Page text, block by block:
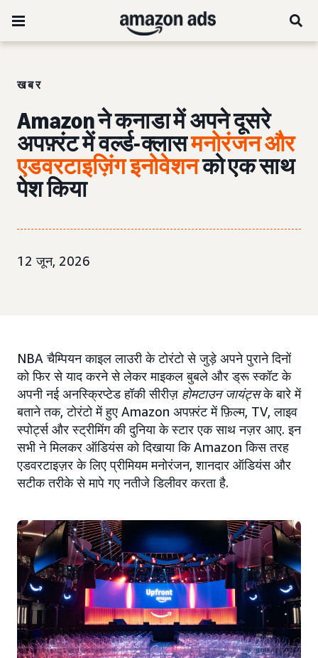
खबर
Amazon ने कनाडा में अपने दूसरे
अपफ़्रंट में वर्ल्ड-क्लासमनोरंजन और
एडवरटाइज़िंग इनोवेशनको एक साथ
पेश किया
12 जून, 2026
NBA चैम्पियन काइल लाउरी के टोरंटो से जुड़े अपने पुराने दिनों
को फिर से याद करने से लेकर माइकल बुबले और ड्रू स्कॉट के
अपनी नई अनस्क्रिप्टेड हॉकी सीरीज़ होमटाउन जायंट्सके बारे में
बताने तक, टोरंटो में हुए Amazon अपफ़्रंट में फ़िल्म, TV, लाइव
स्पोर्ट्स और स्ट्रीमिंग की दुनिया के स्टार एक साथ नज़र आए. इन
सभी ने मिलकर ऑडियंस को दिखाया कि Amazon किस तरह
एडवरटाइज़र के लिए प्रीमियम मनोरंजन, शानदार ऑडियंस और
सटीक तरीके से मापे गए नतीजे डिलीवर करता है.